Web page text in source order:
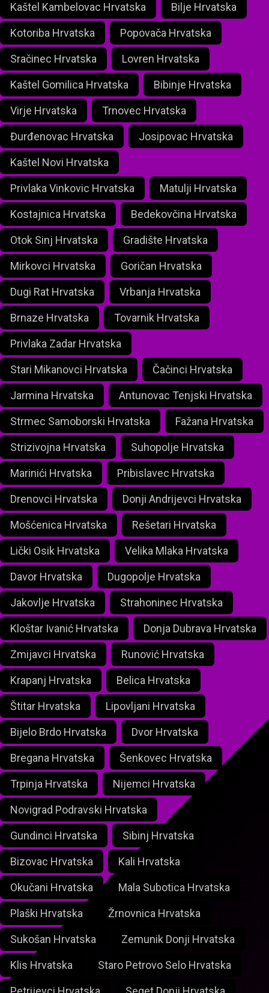
Kaštel Kambelovac Hrvatska Bilje Hrvatska
Kotoriba Hrvatska Popovača Hrvatska
Sračinec Hrvatska Lovren Hrvatska
Kaštel Gomilica Hrvatska Bibinje Hrvatska
Virje Hrvatska Trnovec Hrvatska
Đurđenovac Hrvatska Josipovac Hrvatska
Kaštel Novi Hrvatska
Privlaka Vinkovic Hrvatska Matulji Hrvatska
Kostajnica Hrvatska Bedekovčina Hrvatska
Otok Sinj Hrvatska Gradište Hrvatska
Mirkovci Hrvatska Goričan Hrvatska
Dugi Rat Hrvatska Vrbanja Hrvatska
Brnaze Hrvatska Tovarnik Hrvatska
Privlaka Zadar Hrvatska
Stari Mikanovci Hrvatska Čačinci Hrvatska
Jarmina Hrvatska Antunovac Tenjski Hrvatska
Strmec Samoborski Hrvatska Fažana Hrvatska
Strizivojna Hrvatska Suhopolje Hrvatska
Marinići Hrvatska Pribislavec Hrvatska
Drenovci Hrvatska Donji Andrijevci Hrvatska
Mošćenica Hrvatska Rešetari Hrvatska
Lički Osik Hrvatska Velika Mlaka Hrvatska
Davor Hrvatska Dugopolje Hrvatska
Jakovlje Hrvatska Strahoninec Hrvatska
Kloštar Ivanić Hrvatska Donja Dubrava Hrvatska
Zmijavci Hrvatska Runović Hrvatska
Krapanj Hrvatska Belica Hrvatska
Štitar Hrvatska Lipovljani Hrvatska
Bijelo Brdo Hrvatska Dvor Hrvatska
Bregana Hrvatska Šenkovec Hrvatska
Trpinja Hrvatska Nijemci Hrvatska
Novigrad Podravski Hrvatska
Gundinci Hrvatska Sibinj Hrvatska
Bizovac Hrvatska Kali Hrvatska
Okučani Hrvatska Mala Subotica Hrvatska
Plaški Hrvatska Žrnovnica Hrvatska
Sukošan Hrvatska Zemunik Donji Hrvatska
Klis Hrvatska Staro Petrovo Selo Hrvatska